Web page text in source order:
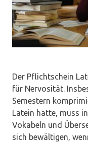
Der Pflichtschein
für Nervosität.
Semestern
Latein hatte, muss
Vokabeln und
sich bewältigen,